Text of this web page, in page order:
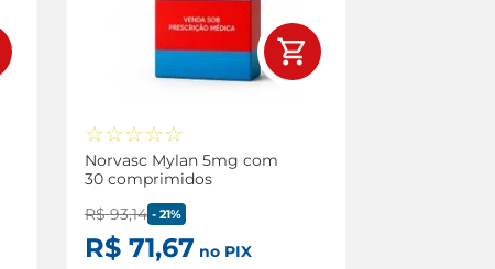
☆☆☆☆☆
Norvasc Mylan 5mg com
30 comprimidos
R$ 93,14 - 21%
R$ 71,67 no PIX